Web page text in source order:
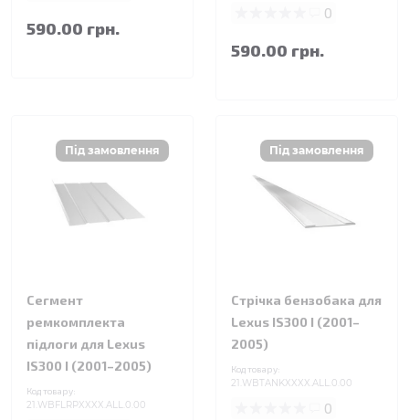
590.00 грн.
0
590.00 грн.
Сегмент
ремкомплекта
підлоги для Lexus
IS300 I (2001–2005)
Код товару:
21.WBFLRPXXXX.ALL.0.00
Стрічка бензобака для
Lexus IS300 I (2001–
2005)
Код товару:
21.WBTANKXXXX.ALL.0.00
0